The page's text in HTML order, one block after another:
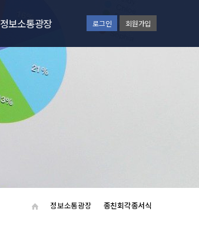
정보소통광장
공지사항
언론에비친목문
종문기업소개
행사갤러리
로그인 회원가입
정보소통광장 종친회각종서식